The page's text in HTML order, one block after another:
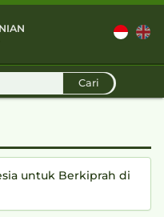
Cari
untuk Berkiprah di